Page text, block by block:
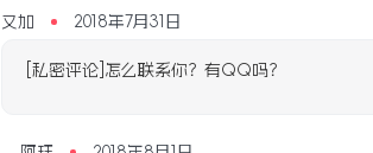
又加 2018年7月31日
[私密评论]怎么联系你？有QQ吗？